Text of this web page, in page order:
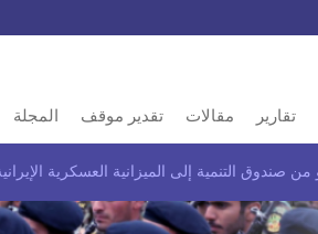
تقارير مقالات تقدير موقف المجلة